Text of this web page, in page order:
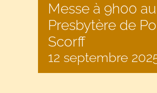
Messe à 9h00 au
Presbytère de
Scorff
12 septembre